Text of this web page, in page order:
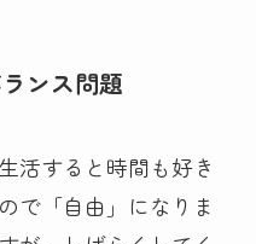
ンス問題
活すると時間も好き
で「自由」になりま